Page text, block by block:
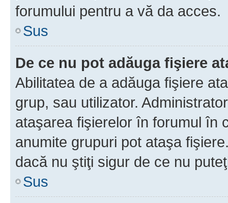
forumului pentru a vă da acces.
Sus
De ce nu pot adăuga fişiere
Abilitatea de a adăuga fişiere
grup, sau utilizator.
ataşarea fişierelor în forumul în
anumite grupuri pot ataşa
dacă nu ştiţi sigur de ce nu
Sus